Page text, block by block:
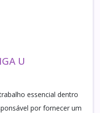
U
essencial dentro
por fornecer um